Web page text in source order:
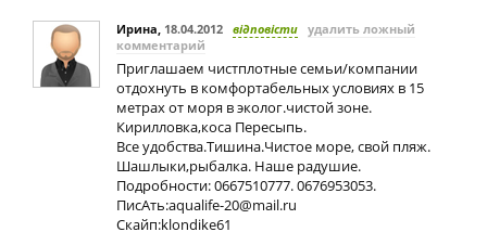
Ирина, 18.04.2012 відповісти удалить ложный
комментарий
Приглашаем чистплотные семьи/компании
отдохнуть в комфортабельных условиях в 15
метрах от моря в эколог.чистой зоне.
Кирилловка,коса Пересыпь.
Все удобства.Тишина.Чистое море, свой пляж.
Шашлыки,рыбалка. Наше радушие.
Подробности: 0667510777. 0676953053.
ПисАть:aqualife-20@mail.ru
Скайп:klondike61